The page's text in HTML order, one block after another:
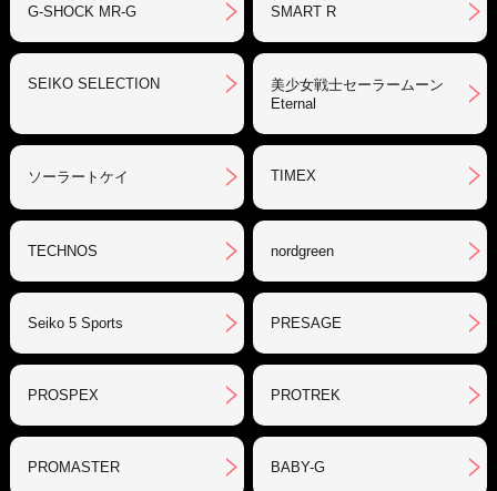
G-SHOCK MR-G SMART R
SEIKO SELECTION
美少女戦士セーラームーン
Eternal
ソーラートケイ TIMEX
TECHNOS nordgreen
Seiko 5 Sports PRESAGE
PROSPEX PROTREK
PROMASTER BABY-G